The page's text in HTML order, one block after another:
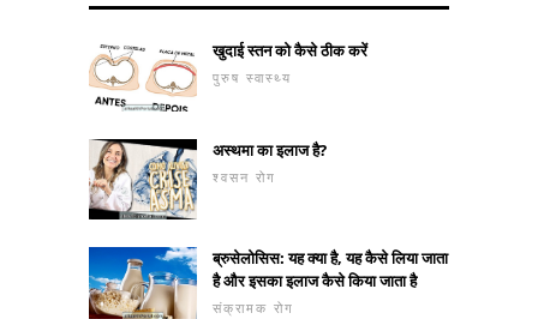
खुदाई स्तन को कैसे ठीक करें
पुरुष स्वास्थ्य
अस्थमा का इलाज है?
श्वसन रोग
ब्रुसेलोसिस: यह क्या है, यह कैसे लिया जाता
है और इसका इलाज कैसे किया जाता है
संक्रामक रोग